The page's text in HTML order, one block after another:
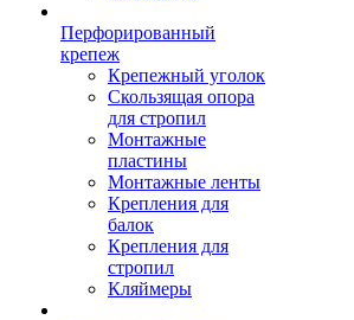
Перфорированный
крепеж
Крепежный уголок
Скользящая опора
для стропил
Монтажные
пластины
Монтажные ленты
Крепления для
балок
Крепления для
стропил
Кляймеры